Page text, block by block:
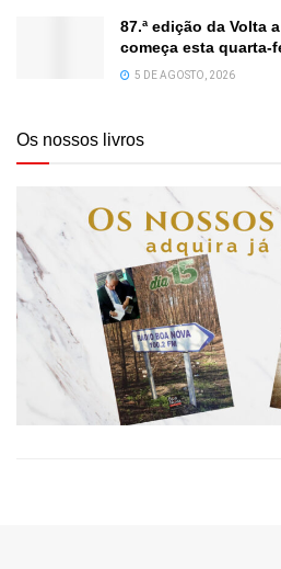
87.ª edição da Volta
começa esta quarta-
5 DE AGOSTO, 2026
Os nossos livros